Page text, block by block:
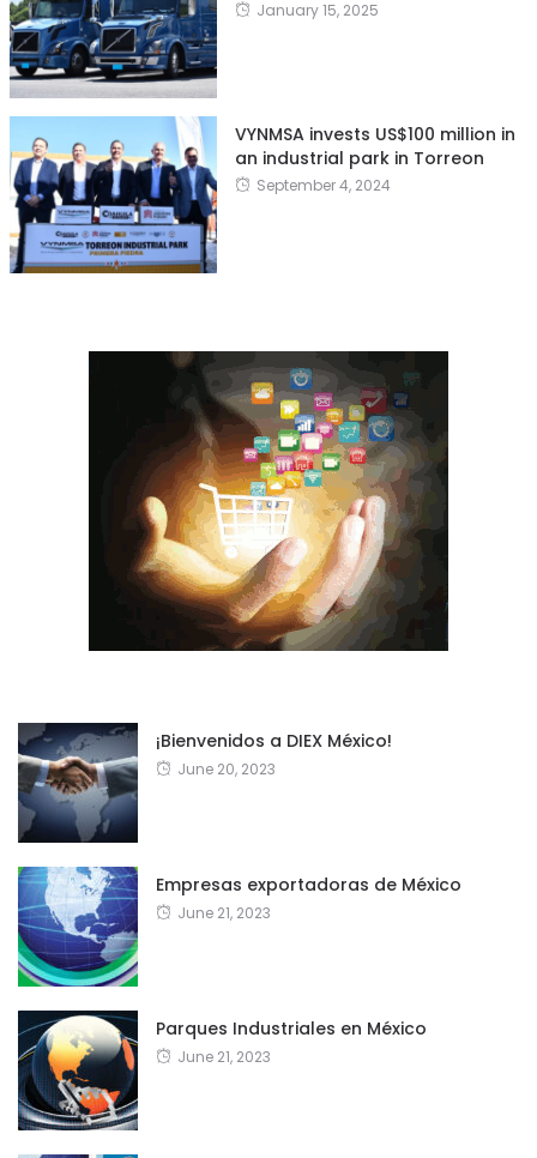
January 15, 2025
VYNMSA invests US$100 million in
an industrial park in Torreon
September 4, 2024
¡Bienvenidos a DIEX México!
June 20, 2023
Empresas exportadoras de México
June 21, 2023
Parques Industriales en México
June 21, 2023